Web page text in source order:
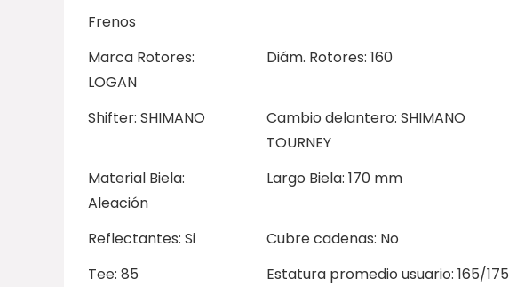
Frenos
Marca Rotores:
LOGAN
Diám. Rotores: 160
Shifter: SHIMANO
Cambio delantero: SHIMANO
TOURNEY
Material Biela:
Aleación
Largo Biela: 170 mm
Reflectantes: Si Cubre cadenas: No
Tee: 85
Estatura promedio usuario: 165/175